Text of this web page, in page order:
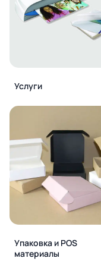
Услуги
Упаковка и POS
материалы